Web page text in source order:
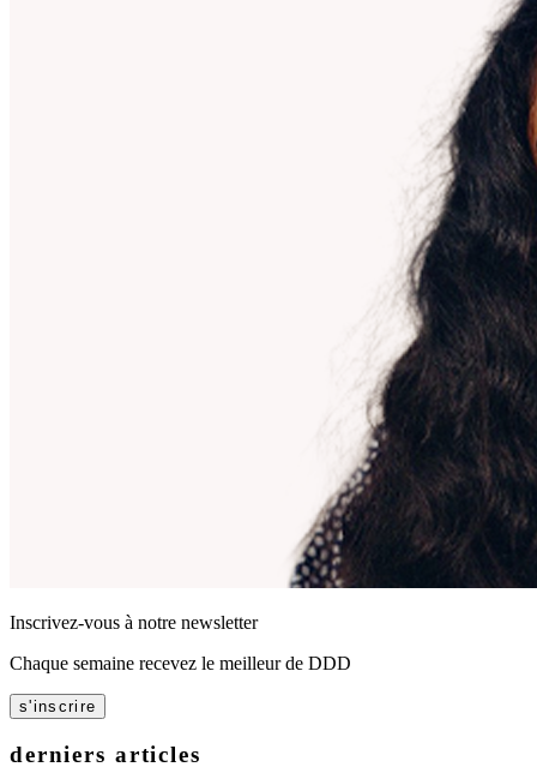
Inscrivez-vous à notre newsletter
Chaque semaine recevez le meilleur de DDD
s'inscrire
derniers articles